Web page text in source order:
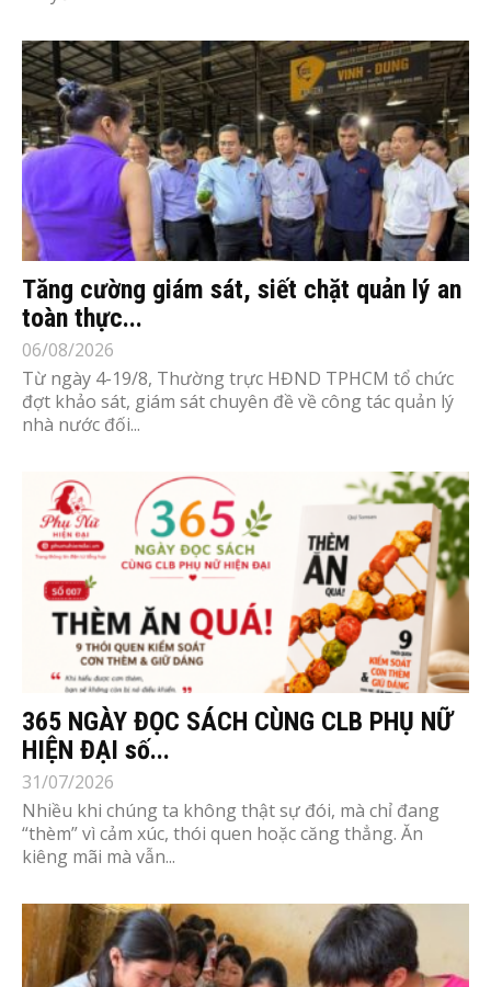
Tăng cường giám sát, siết chặt quản lý an
toàn thực...
06/08/2026
Từ ngày 4-19/8, Thường trực HĐND TPHCM tổ chức
đợt khảo sát, giám sát chuyên đề về công tác quản lý
nhà nước đối...
365 NGÀY ĐỌC SÁCH CÙNG CLB PHỤ NỮ
HIỆN ĐẠI số...
31/07/2026
Nhiều khi chúng ta không thật sự đói, mà chỉ đang
“thèm” vì cảm xúc, thói quen hoặc căng thẳng. Ăn
kiêng mãi mà vẫn...